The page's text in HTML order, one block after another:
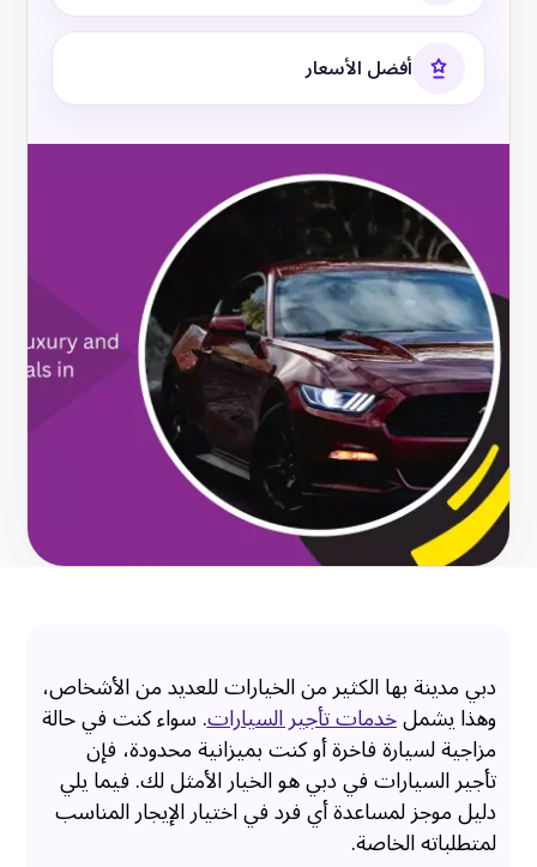
أفضل الأسعار
دبي مدينة بها الكثير من الخيارات للعديد من الأشخاص،
وهذا يشملخدمات تأجير السيارات. سواء كنت في حالة
مزاجية لسيارة فاخرة أو كنت بميزانية محدودة، فإن
تأجير السيارات في دبي هو الخيار الأمثل لك. فيما يلي
دليل موجز لمساعدة أي فرد في اختيار الإيجار المناسب
لمتطلباته الخاصة.